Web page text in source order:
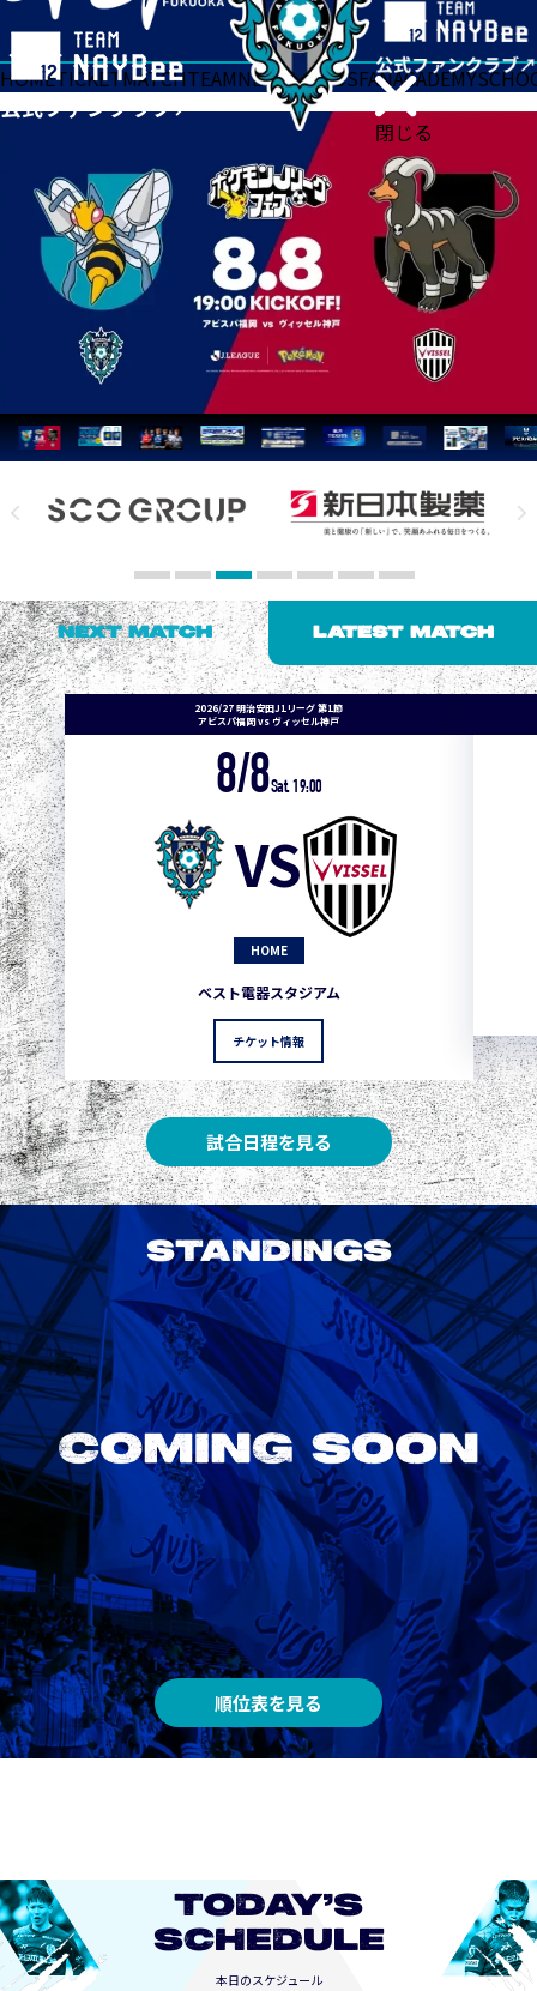
閉じる
HOMETICKETMATCHTEAMNEWSGOODSFANACADEMY
NEXT MATCH LATEST MATCH
2026/27 明治安田J1リーグ 第1節
アビスパ福岡 vs ヴィッセル神戸
8/8Sat. 19:00
VS
HOME
ベスト電器スタジアム
チケット情報
試合日程を見る
STANDINGS
順位表を見る
TODAY’S
SCHEDULE
本日のスケジュール